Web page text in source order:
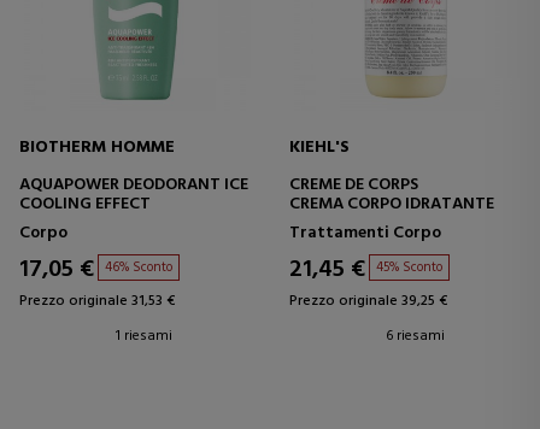
BIOTHERM HOMME
AQUAPOWER DEODORANT ICE
COOLING EFFECT
Corpo
17,05 € 46% Sconto
Prezzo originale 31,53 €
1 riesami
KIEHL'S
CREME DE CORPS
CREMA CORPO IDRATANTE
Trattamenti Corpo
21,45 € 45% Sconto
Prezzo originale 39,25 €
6 riesami